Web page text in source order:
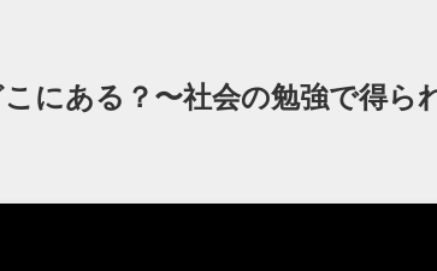
にある？〜社会の勉強で得ら